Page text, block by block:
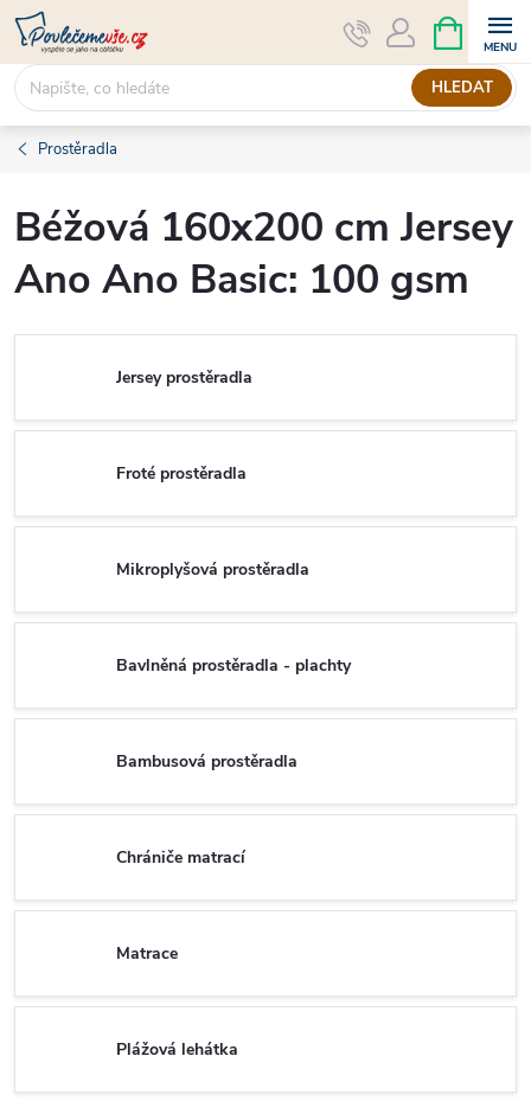
Přejít
obsah
HLEDAT
NÁKUPNÍ
KOŠÍK
Prostěradla
Béžová 160x200 cm Jersey
Ano Ano Basic: 100 gsm
Jersey prostěradla
Froté prostěradla
Mikroplyšová prostěradla
Bavlněná prostěradla - plachty
Bambusová prostěradla
Chrániče matrací
Matrace
Plážová lehátka